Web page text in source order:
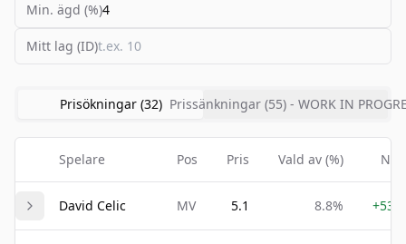
Min. ägd (%)
Mitt lag (ID)
Prisökningar (32) Prissänkningar (55) - WORK IN
Spelare Pos Pris Vald av (%) N-F
David Celic MV 5.1 8.8% +539